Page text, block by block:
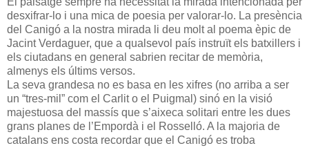
desxifrar-lo i una mica de poesia per valorar-lo. La presència
del Canigó a la nostra mirada li deu molt al poema èpic de
Jacint Verdaguer, que a qualsevol país instruït els batxillers i
els ciutadans en general sabrien recitar de memòria,
almenys els últims versos.
La seva grandesa no es basa en les xifres (no arriba a ser
un “tres-mil” com el Carlit o el Puigmal) sinó en la visió
majestuosa del massís que s’aixeca solitari entre les dues
grans planes de l’Empordà i el Rosselló. A la majoria de
catalans ens costa recordar que el Canigó es troba